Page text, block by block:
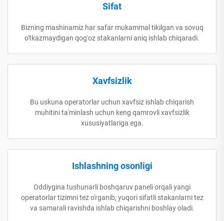
Sifat
Bizning mashinamiz har safar mukammal tikilgan va sovuq
o'tkazmaydigan qog'oz stakanlarni aniq ishlab chiqaradi.
Xavfsizlik
Bu uskuna operatorlar uchun xavfsiz ishlab chiqarish
muhitini ta'minlash uchun keng qamrovli xavfsizlik
xususiyatlariga ega.
Ishlashning osonligi
Oddiygina tushunarli boshqaruv paneli orqali yangi
operatorlar tizimni tez o'rganib, yuqori sifatli stakanlarni tez
va samarali ravishda ishlab chiqarishni boshlay oladi.